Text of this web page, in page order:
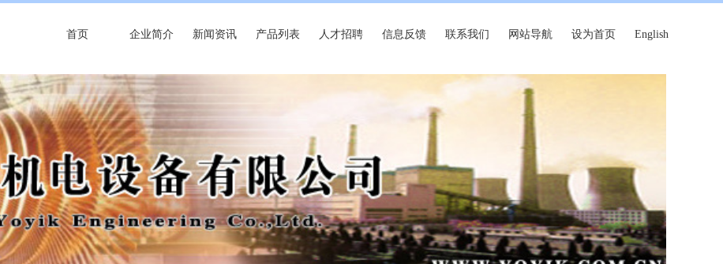
首页 企业简介 新闻资讯 产品列表 人才招聘 信息反馈 联系我们 网站导航 设为首页 English